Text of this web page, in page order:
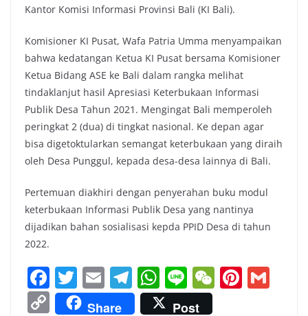
Kantor Komisi Informasi Provinsi Bali (KI Bali).
Komisioner KI Pusat, Wafa Patria Umma menyampaikan
bahwa kedatangan Ketua KI Pusat bersama Komisioner
Ketua Bidang ASE ke Bali dalam rangka melihat
tindaklanjut hasil Apresiasi Keterbukaan Informasi
Publik Desa Tahun 2021. Mengingat Bali memperoleh
peringkat 2 (dua) di tingkat nasional. Ke depan agar
bisa digetoktularkan semangat keterbukaan yang diraih
oleh Desa Punggul, kepada desa-desa lainnya di Bali.
Pertemuan diakhiri dengan penyerahan buku modul
keterbukaan Informasi Publik Desa yang nantinya
dijadikan bahan sosialisasi kepda PPID Desa di tahun
2022.
F
a
T
w
E
m
T
el
W
h
Li
n
W Pi
C Share Post